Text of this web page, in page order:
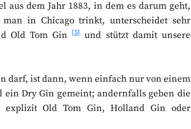
aus dem Jahr 1883, in dem es darum geht,
man in Chicago trinkt, unterscheidet sehr
Old Tom Gin
[5]und stützt damit unsere
darf, ist dann, wenn einfach nur von einem
ein Dry Gin gemeint; andernfalls geben die
explizit Old Tom Gin, Holland Gin oder